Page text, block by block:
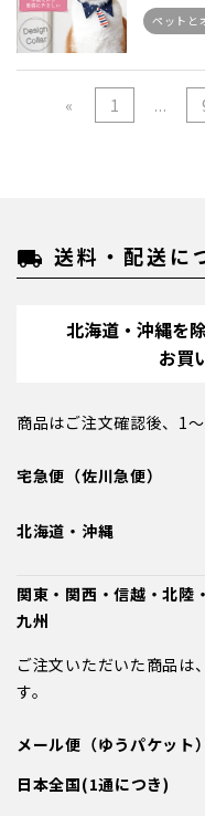
ペットと
« 1 ...
local_shipping 送料・配送に
北海道・沖縄を
お買
商品はご注文確認後、1
宅急便（佐川急便）
北海道・沖縄
関東・関西・信越・北陸
九州
ご注文いただいた商品は
す。
メール便（ゆうパケット）
日本全国(1通につき)